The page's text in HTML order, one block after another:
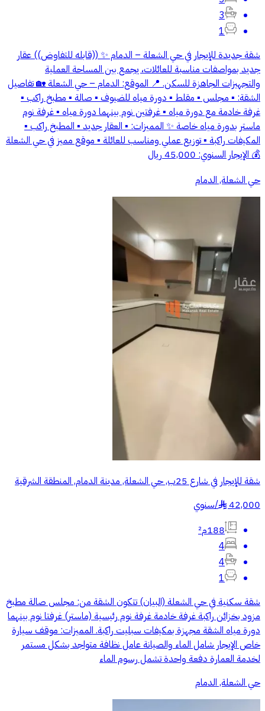
3
1
شقة جديدة للإيجار في حي الشعلة – الدمام ✨ ((قابله للتفاوض)) عقار
جديد بمواصفات مناسبة للعائلات، يجمع بين المساحة العملية
والتجهيزات الجاهزة للسكن. 📍 الموقع: الدمام – حي الشعلة 🏡 تفاصيل
الشقة: ▪️ مجلس ▪️ مقلط ▪️ دورة مياه للضيوف ▪️ صالة ▪️ مطبخ راكب ▪️
غرفة خادمة مع دورة مياه ▪️ غرفتين نوم بينهما دورة مياه ▪️ غرفة نوم
ماستر بدورة مياه خاصة ✨ المميزات: ▪️ العقار جديد ▪️ المطبخ راكب ▪️
المكيفات راكبة ▪️ توزيع عملي ومناسب للعائلة ▪️ موقع مميز في حي الشعلة
💰 الإيجار السنوي: 45,000 ريال
حي الشعلة, الدمام
شقة للإيجار في شارع 25ب, حي الشعلة, مدينة الدمام, المنطقة الشرقية
42,000
§
/سنوي
188م²
4
4
1
شقة سكنية في حي الشعلة (البيان) تتكون الشقة من: مجلس صالة مطبخ
مزود بخزائن راكبة غرفة خادمة غرفة نوم رئيسية (ماستر) غرفتا نوم بينهما
دورة مياه الشقة مجهزة بمكيفات سبليت راكبة. المميزات: موقف سيارة
خاص الإيجار شامل الماء والصيانة عامل نظافة متواجد بشكل مستمر
لخدمة العمارة دفعة واحدة تشمل رسوم الماء
حي الشعلة, الدمام